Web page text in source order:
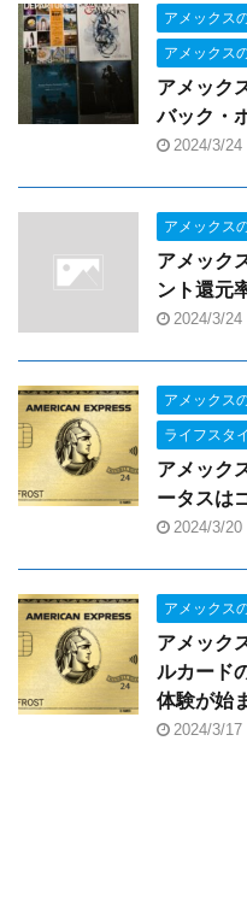
アメックス
アメックス
アメック
バック・
2024/3/24
アメックス
アメック
ント還元
2024/3/24
アメックス
ライフスタ
アメック
ータスは
2024/3/20
アメックス
アメック
ルカード
体験が始
2024/3/17